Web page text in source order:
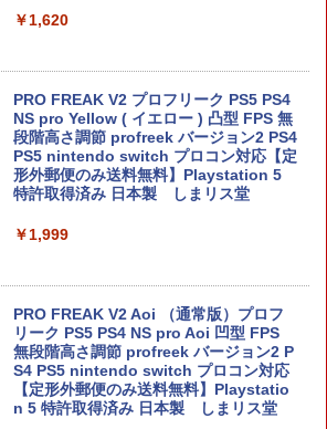
【特典】ほの暮しの庭 switch2版(【初
回外付特典】切り取れるクリアカード)
￥8,118
【中古】[Switch2] マリオカート ワール
ド 任天堂(20250605)
￥8,280
￥1,620
PRO FREAK V2 プロフリーク PS5 PS4
NS pro Yellow ( イエロー ) 凸型 FPS 無
段階高さ調節 profreek バージョン2 PS4
PS5 nintendo switch プロコン対応【定
形外郵便のみ送料無料】Playstation 5
特許取得済み 日本製 しまリス堂
￥1,999
PRO FREAK V2 Aoi （通常版）プロフ
リーク PS5 PS4 NS pro Aoi 凹型 FPS
無段階高さ調節 profreek バージョン2 P
S4 PS5 nintendo switch プロコン対応
【定形外郵便のみ送料無料】Playstatio
n 5 特許取得済み 日本製 しまリス堂